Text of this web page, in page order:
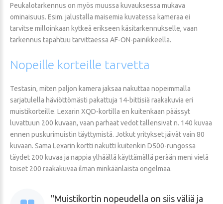
Peukalotarkennus on myös muussa kuvauksessa mukava
ominaisuus. Esim. jalustalla maisemia kuvatessa kameraa ei
tarvitse milloinkaan kytkeä erikseen käsitarkennukselle, vaan
tarkennus tapahtuu tarvittaessa AF-ON-painikkeella.
Nopeille korteille tarvetta
Testasin, miten paljon kamera jaksaa nakuttaa nopeimmalla
sarjatulella häviöttömästi pakattuja 14-bittisiä raakakuvia eri
muistikorteille. Lexarin XQD-kortilla en kuitenkaan päässyt
luvattuun 200 kuvaan, vaan parhaat vedot tallensivat n. 140 kuvaa
ennen puskurimuistin täyttymistä. Jotkut yritykset jäivät vain 80
kuvaan. Sama Lexarin kortti nakutti kuitenkin D500-rungossa
täydet 200 kuvaa ja nappia ylhäällä käyttämällä perään meni vielä
toiset 200 raakakuvaa ilman minkäänlaista ongelmaa.
Muistikortin nopeudella on siis väliä ja